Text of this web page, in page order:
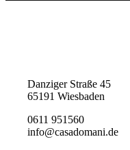
Danziger Straße 45
65191 Wiesbaden
0611 951560
info@casadomani.de